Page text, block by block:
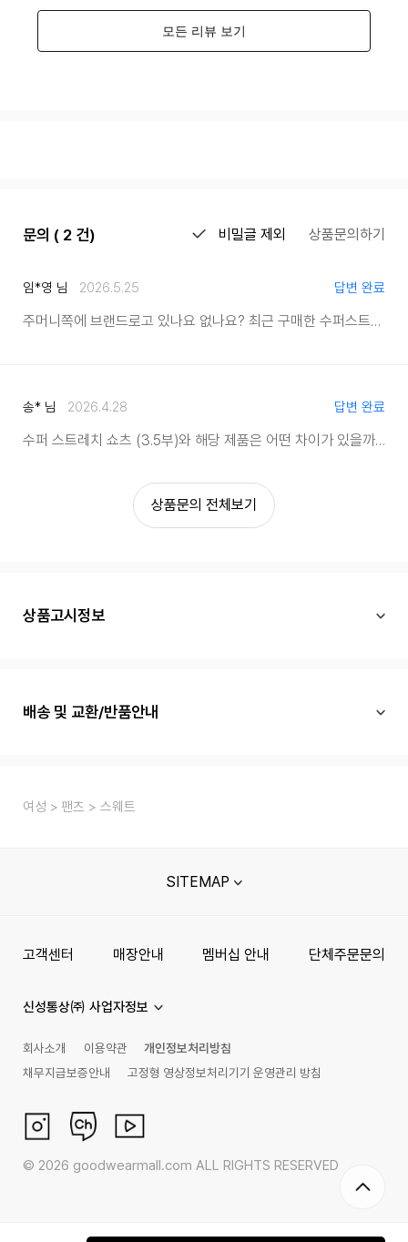
문의 ( 2 건) 비밀글 제외 상품문의하기
임*영 님 2026.5.25 답변 완료
주머니쪽에 브랜드로고 있나요 없나요? 최근 구매한 수퍼스트레치 스트레이트 바지가 로고가 없던데.. 확인 부탁드려요
송* 님 2026.4.28 답변 완료
수퍼 스트레치 쇼츠 (3.5부)와 해당 제품은 어떤 차이가 있을까요? 가장 작은 사이즈 기준으로 봤을때 총기장 차이가 없어서요.
상품문의 전체보기
상품고시정보
배송 및 교환/반품안내
여성 팬츠 스웨트
SITEMAP
고객센터 매장안내 멤버십 안내 단체주문문의
신성통상㈜ 사업자정보
회사소개 이용약관
개인정보처리방침
채무지급보증안내
고정형 영상정보처리기기 운영관리 방침
© 2026 goodwearmall.com ALL RIGHTS RESERVED